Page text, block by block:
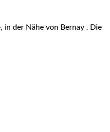
in der Nähe von Bernay . Die